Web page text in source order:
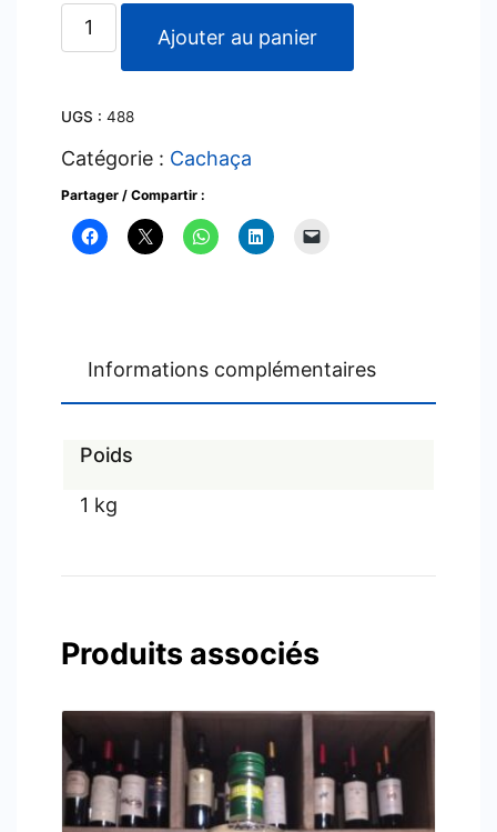
quantité
de
Thoquino
x
700
ml
Ajouter au panier
UGS : 488
Catégorie : Cachaça
Partager / Compartir :
Informations complémentaires
Poids
1 kg
Produits associés